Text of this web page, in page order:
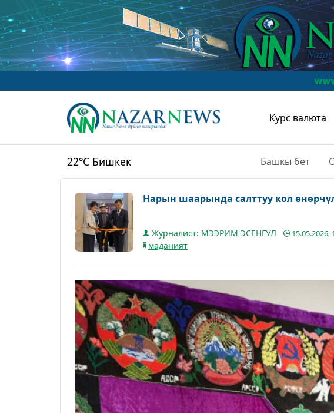
Курс валюта
22°C Бишкек Башкы бет
Нарын шаарында салттуу кол
Журналист: МЭЭРИМ ЭСЕНГУЛ 15.05.2026,
маданият